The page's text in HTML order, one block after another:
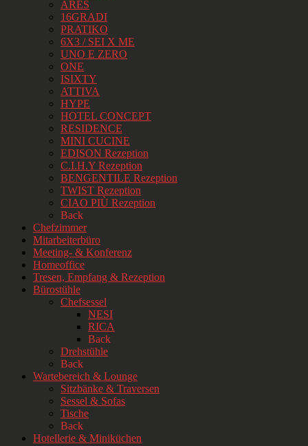
ARES
16GRADI
PRATIKO
6X3 / SEI X ME
UNO E ZERO
ONE
ISIXTY
ATTIVA
HYPE
HOTEL CONCEPT
RESIDENCE
MINI CUCINE
EDISON Rezeption
C.I.H.Y Rezeption
BENGENTILE Rezeption
TWIST Rezeption
CIAO PIÙ Rezeption
Back
Chefzimmer
Mitarbeiterbüro
Meeting- & Konferenz
Homeoffice
Tresen, Empfang & Rezeption
Bürostühle
Chefsessel
NESI
RICA
Back
Drehstühle
Back
Wartebereich & Lounge
Sitzbänke & Traversen
Sessel & Sofas
Tische
Back
Hotellerie & Miniküchen